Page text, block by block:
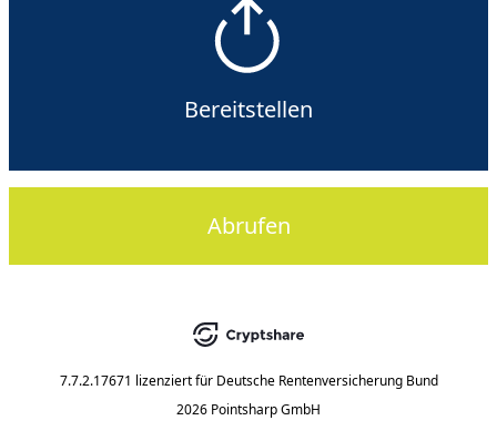
Bereitstellen
Abrufen
7.7.2.17671 lizenziert für Deutsche Rentenversicherung Bund
2026 Pointsharp GmbH